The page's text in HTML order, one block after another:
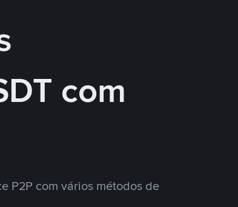
com
P2P com vários métodos de